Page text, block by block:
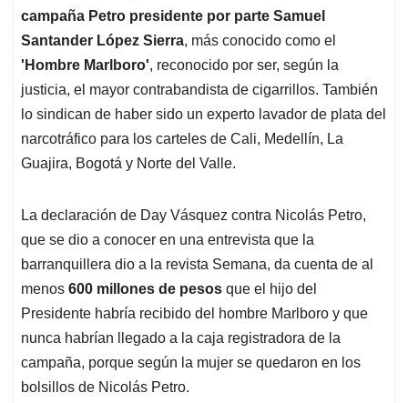
campaña Petro presidente por parte Samuel
Santander López Sierra, más conocido como el
'Hombre Marlboro', reconocido por ser, según la
justicia, el mayor contrabandista de cigarrillos. También
lo sindican de haber sido un experto lavador de plata del
narcotráfico para los carteles de Cali, Medellín, La
Guajira, Bogotá y Norte del Valle.
La declaración de Day Vásquez contra Nicolás Petro,
que se dio a conocer en una entrevista que la
barranquillera dio a la revista Semana, da cuenta de al
menos 600 millones de pesos que el hijo del
Presidente habría recibido del hombre Marlboro y que
nunca habrían llegado a la caja registradora de la
campaña, porque según la mujer se quedaron en los
bolsillos de Nicolás Petro.